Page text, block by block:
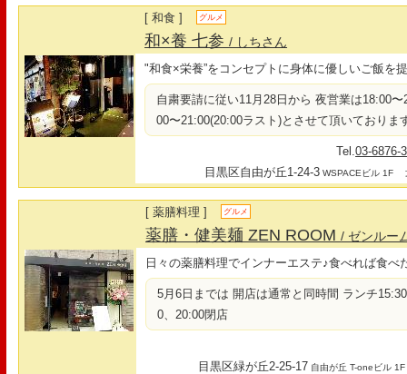
[ 和食 ] グルメ
和×養 七参/ しちさん
"和食×栄養”をコンセプトに身体に優しいご飯を
自粛要請に従い11月28日から 夜営業は18:00
00〜21:00(20:00ラスト)とさせて頂いておりま
Tel.03-6876-
目黒区自由が丘1-24-3 WSPACEビル 1F
[ 薬膳料理 ] グルメ
薬膳・健美麺 ZEN ROOM/ ゼンルー
日々の薬膳料理でインナーエステ♪食べれば食べ
5月6日までは 開店は通常と同時間 ランチ
0、20:00閉店
目黒区緑が丘2-25-17 自由が丘 T-oneビル 1F